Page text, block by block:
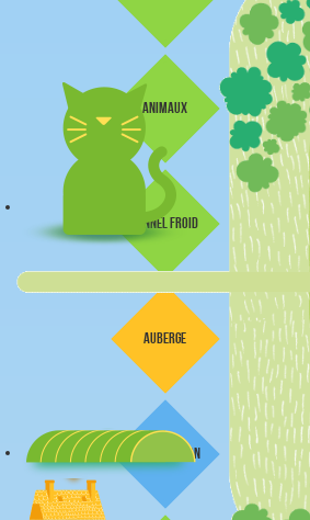
animaux
tunnel froid
auberge
petite maison